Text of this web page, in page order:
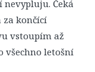
nevypluju. Čeká
za končící
vstoupím až
všechno letošní